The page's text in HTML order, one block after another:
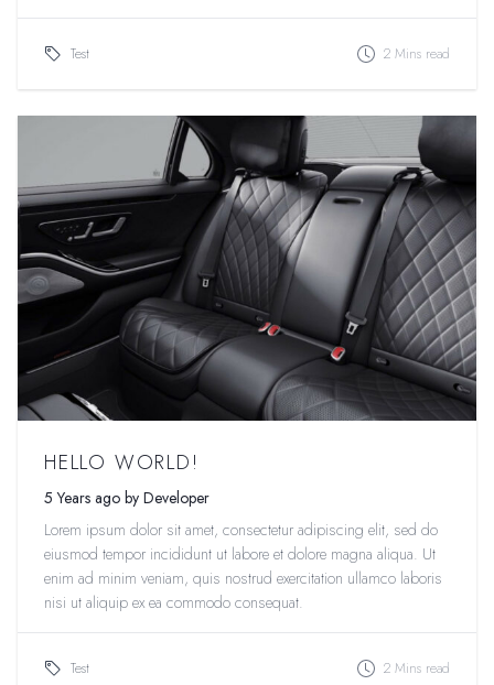
Test 2 Mins read
HELLO WORLD!
5 Years ago by Developer
Lorem ipsum dolor sit amet, consectetur adipiscing elit, sed do
eiusmod tempor incididunt ut labore et dolore magna aliqua. Ut
enim ad minim veniam, quis nostrud exercitation ullamco laboris
nisi ut aliquip ex ea commodo consequat.
Test 2 Mins read